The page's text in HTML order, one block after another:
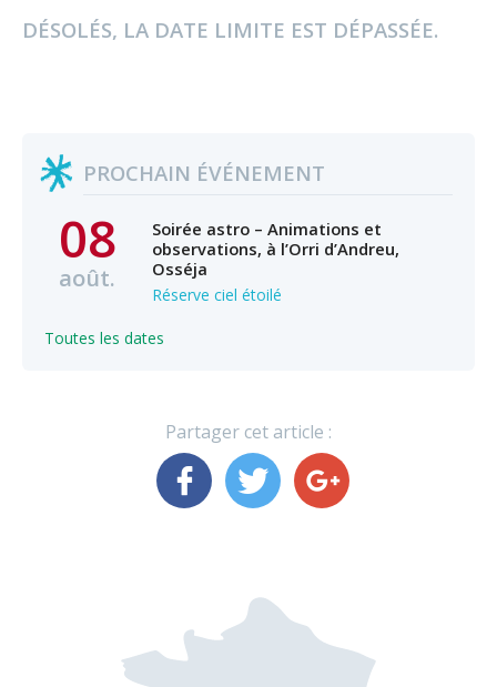
DÉSOLÉS, LA DATE LIMITE EST DÉPASSÉE.
PROCHAIN ÉVÉNEMENT
08
août.
Soirée astro – Animations et
observations, à l’Orri d’Andreu,
Osséja
Réserve ciel étoilé
Toutes les dates
Partager cet article :